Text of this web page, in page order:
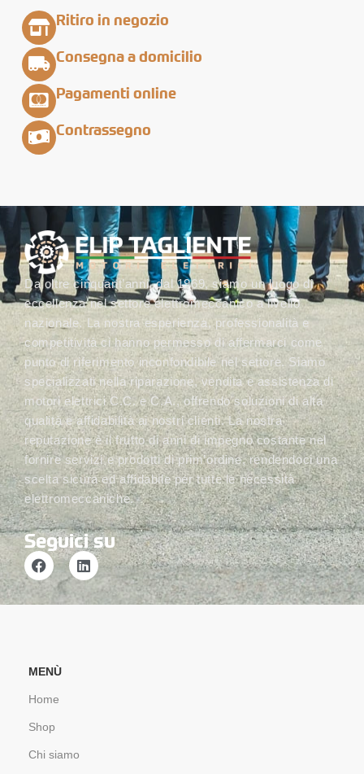
Ritiro in negozio
Consegna a domicilio
Pagamenti online
Contrassegno
Da oltre cinquant’anni, dal 1969, siamo un luogo di
eccellenza nel settore elettromeccanico a livello
nazionale. La nostra esperienza, professionalità e
competitività ci hanno permesso di affermarci come
punto di riferimento inconfondibile nel settore. Siamo
specializzati nella riparazione, vendita e assistenza di
motori elettrici C.C. e C.A., offrendo soluzioni di alta
qualità e affidabilità ai nostri clienti. La nostra
reputazione è il frutto di anni di impegno costante nel
fornire servizi e prodotti di prim’ordine, rendendoci una
scelta sicura ed affidabile per tutte le necessità
elettromeccaniche.
Seguici su
MENÙ
Home
Shop
Chi siamo